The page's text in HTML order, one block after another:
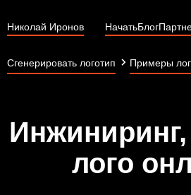
Николай Иронов НачатьБлог
Сгенерировать логотип Примеры
Инжиниринг,
лого